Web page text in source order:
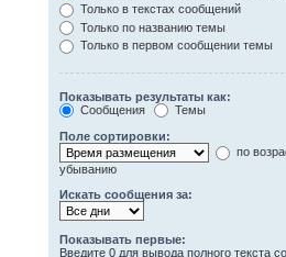
Только в текстах сообщений
Только по названию темы
Только в первом сообщении темы
Показывать результаты как:
Сообщения
Темы
Поле сортировки:
по
убыванию
Искать сообщения за:
Показывать первые:
Введите 0 для вывода полного текста